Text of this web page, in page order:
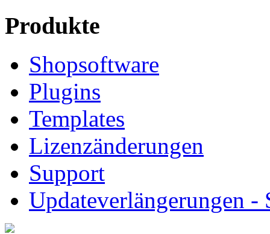
Produkte
Shopsoftware
Plugins
Templates
Lizenzänderungen
Support
Updateverlängerungen -